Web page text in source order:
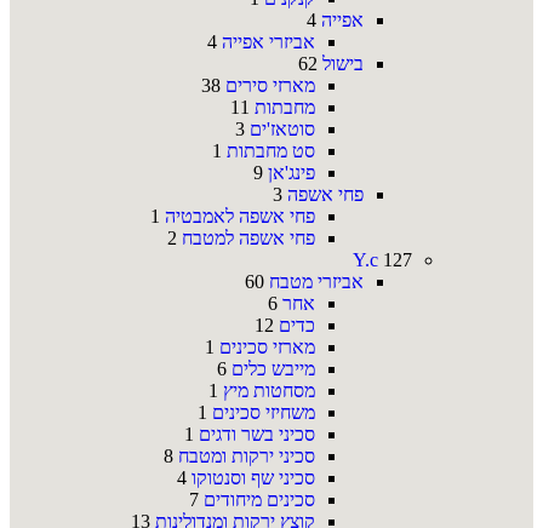
אפייה 4
אביזרי אפייה 4
בישול 62
מארזי סירים 38
מחבתות 11
סוטאז'ים 3
סט מחבתות 1
פינג'אן 9
פחי אשפה 3
פחי אשפה לאמבטיה 1
פחי אשפה למטבח 2
Y.c 127
אביזרי מטבח 60
אחר 6
כדים 12
מארזי סכינים 1
מייבש כלים 6
מסחטות מיץ 1
משחיזי סכינים 1
סכיני בשר ודגים 1
סכיני ירקות ומטבח 8
סכיני שף וסנטוקו 4
סכינים מיחודים 7
קוצץ ירקות ומנדולינות 13